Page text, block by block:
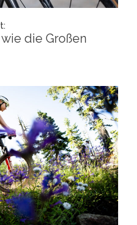
die Großen